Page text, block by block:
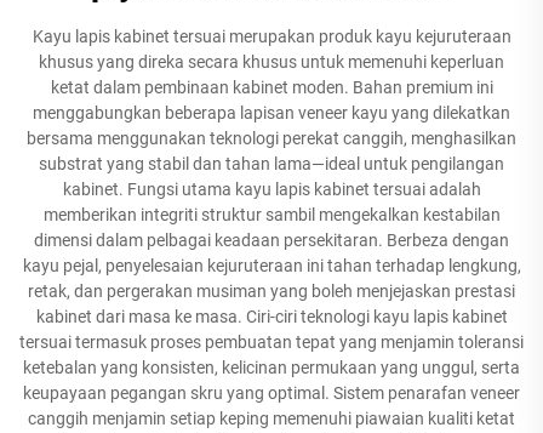
Kayu lapis kabinet tersuai merupakan produk kayu kejuruteraan
khusus yang direka secara khusus untuk memenuhi keperluan
ketat dalam pembinaan kabinet moden. Bahan premium ini
menggabungkan beberapa lapisan veneer kayu yang dilekatkan
bersama menggunakan teknologi perekat canggih, menghasilkan
substrat yang stabil dan tahan lama—ideal untuk pengilangan
kabinet. Fungsi utama kayu lapis kabinet tersuai adalah
memberikan integriti struktur sambil mengekalkan kestabilan
dimensi dalam pelbagai keadaan persekitaran. Berbeza dengan
kayu pejal, penyelesaian kejuruteraan ini tahan terhadap lengkung,
retak, dan pergerakan musiman yang boleh menjejaskan prestasi
kabinet dari masa ke masa. Ciri-ciri teknologi kayu lapis kabinet
tersuai termasuk proses pembuatan tepat yang menjamin toleransi
ketebalan yang konsisten, kelicinan permukaan yang unggul, serta
keupayaan pegangan skru yang optimal. Sistem penarafan veneer
canggih menjamin setiap keping memenuhi piawaian kualiti ketat